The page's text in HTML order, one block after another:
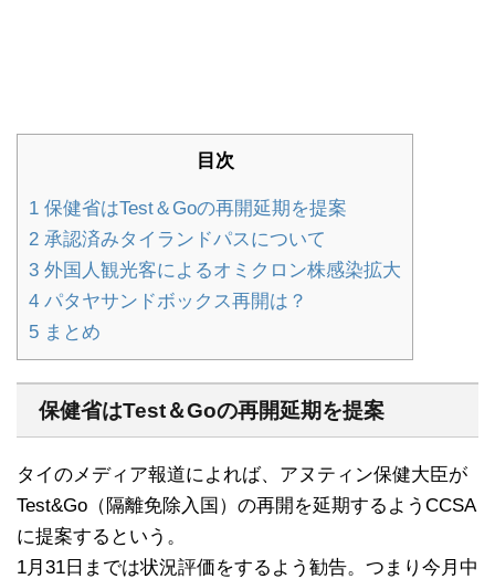
目次
1 保健省はTest＆Goの再開延期を提案
2 承認済みタイランドパスについて
3 外国人観光客によるオミクロン株感染拡大
4 パタヤサンドボックス再開は？
5 まとめ
保健省はTest＆Goの再開延期を提案
タイのメディア報道によれば、アヌティン保健大臣が
Test&Go（隔離免除入国）の再開を延期するようCCSA
に提案するという。
1月31日までは状況評価をするよう勧告。つまり今月中